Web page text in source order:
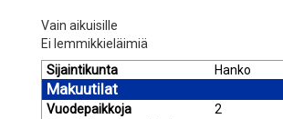
Vain aikuisille
Ei lemmikkieläimiä
Sijaintikunta
Hanko
Makuutilat
Vuodepaikkoja
2